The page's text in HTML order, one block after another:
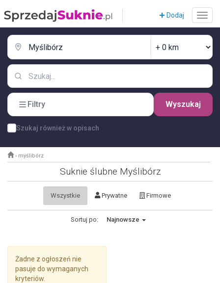
Dodaj
Filtry Wyszukaj
Szukaj również w opisach
› myślibórz
Suknie ślubne Myślibórz
Wszystkie Prywatne Firmowe
Sortuj po: Najnowsze
Żadne z ogłoszeń nie
pasuje do wymaganych
kryteriów.